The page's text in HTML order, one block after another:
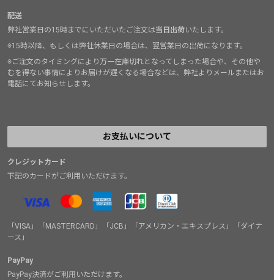
配送
弊社営業日の15時までにいただいたご注文は当日出荷いたします。
※15時以降、もしくは弊社休業日の場合は、翌営業日の出荷になります。
※ご注文のタイミングにより万一在庫切れとなってしまった場合や、その他や
むを得ない事情によりお届けが遅くなる場合などは、弊社よりメールまたはお
電話にてお知らせします。
お支払いについて
クレジットカード
下記のカードがご利用いただけます。
「VISA」「MASTERCARD」「JCB」「アメリカン・エキスプレス」「ダイナ
ース」
PayPay
PayPay決済がご利用いただけます。